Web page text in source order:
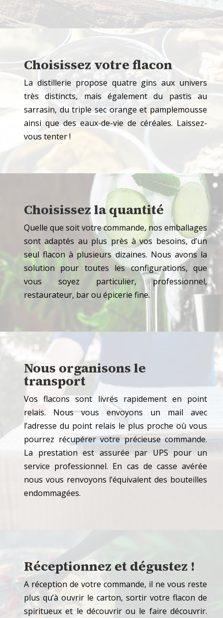
Choisissez votre flacon
La distillerie propose quatre gins aux univers
très distincts, mais également du pastis au
sarrasin, du triple sec orange et pamplemousse
ainsi que des eaux-de-vie de céréales. Laissez-
vous tenter !
Choisissez la quantité
Quelle que soit votre commande, nos emballages
sont adaptés au plus près à vos besoins, d’un
seul flacon à plusieurs dizaines. Nous avons la
solution pour toutes les configurations, que
vous soyez particulier, professionnel,
restaurateur, bar ou épicerie fine.
Nous organisons le
transport
Vos flacons sont livrés rapidement en point
relais. Nous vous envoyons un mail avec
l’adresse du point relais le plus proche où vous
pourrez récupérer votre précieuse commande.
La prestation est assurée par UPS pour un
service professionnel. En cas de casse avérée
nous vous renvoyons l’équivalent des bouteilles
endommagées.
Réceptionnez et dégustez !
A réception de votre commande, il ne vous reste
plus qu’à ouvrir le carton, sortir votre flacon de
spiritueux et le découvrir ou le faire découvrir.